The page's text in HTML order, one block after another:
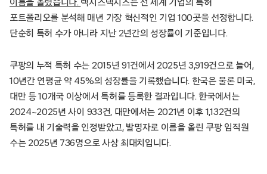
이름을 올렸습니다. 렉시스넥시스는 전 세계 기업의 특허
포트폴리오를 분석해 매년 가장 혁신적인 기업 100곳을 선정합니다.
단순히 특허 수가 아니라 지난 2년간의 성장률이 기준입니다.
쿠팡의 누적 특허 수는 2015년 91건에서 2025년 3,919건으로 늘어,
10년간 연평균 약 45%의 성장률을 기록했습니다. 한국은 물론 미국,
대만 등 10개국 이상에서 특허를 등록한 결과입니다. 한국에서는
2024~2025년 사이 933건, 대만에서는 2021년 이후 1,132건의
특허를 내 기술력을 인정받았고, 발명자로 이름을 올린 쿠팡 임직원
수는 2025년 736명으로 사상 최대치입니다.